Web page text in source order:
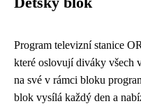
Program televizní stanice
které oslovují diváky všech
na své v rámci bloku
blok vysílá každý den a